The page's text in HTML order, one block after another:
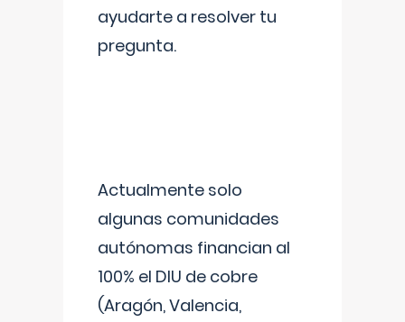
ayudarte a resolver tu
pregunta.
Actualmente solo
algunas comunidades
autónomas financian al
100% el DIU de cobre
(Aragón, Valencia,